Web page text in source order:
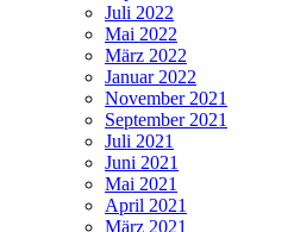
Juli 2022
Mai 2022
März 2022
Januar 2022
November 2021
September 2021
Juli 2021
Juni 2021
Mai 2021
April 2021
März 2021